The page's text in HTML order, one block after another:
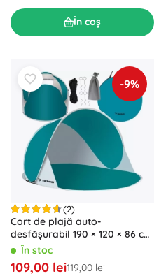
În coș
-9%
(2)
Cort de plajă auto-
desfășurabil 190 × 120 × 86 cm
TRIZAND
În stoc
109,00 lei119,00 lei